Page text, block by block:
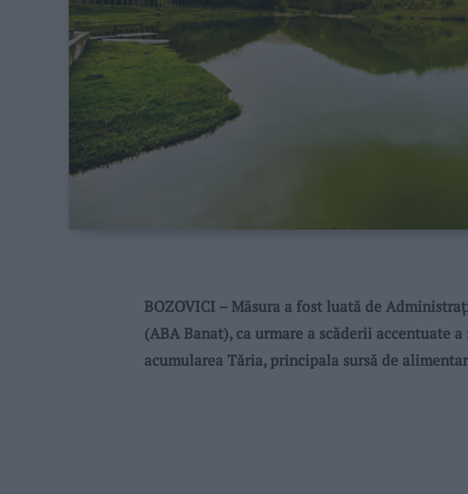
BOZOVICI – Măsura a fost luată de
(ABA Banat), ca urmare a scăderii accentuate
acumularea Tăria, principala sursă de